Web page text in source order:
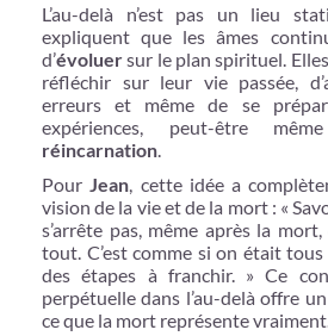
L’au-delà n’est pas un lieu
expliquent que les âmes
d’évoluersur le plan spirituel.
réfléchir sur leur vie passée,
erreurs et même de se
expériences, peut-être
réincarnation.
PourJean, cette idée a
vision de la vie et de la mort : «
s’arrête pas, même après la
tout. C’est comme si on était
des étapes à franchir. » Ce
perpétuelle dans l’au-delà offre
ce que la mort représente